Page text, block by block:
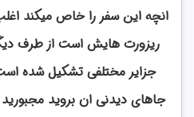
انچه این سفر را خاص میکند
ریزورت هایش است از طرف دیگر
جزایر مختلفی تشکیل شده
جاهای دیدنی ان بروید